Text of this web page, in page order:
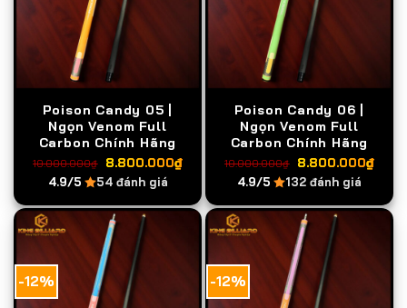
Poison Candy 05 |
Ngọn Venom Full
Carbon Chính Hãng
10.000.000₫ Giá
gốc
là:
10.000.000₫.
8.800.000₫Giá
tại
là:
8.800.000₫.
4.9/5 54 đánh giá
Poison Candy 06 |
Ngọn Venom Full
Carbon Chính Hãng
10.000.000₫ Giá
gốc
là:
10.000.000₫.
8.800.000₫Giá
tại
là:
4.9/5 132 đánh giá
-12% -12%